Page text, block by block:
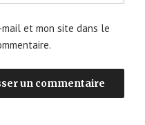
et mon site dans le